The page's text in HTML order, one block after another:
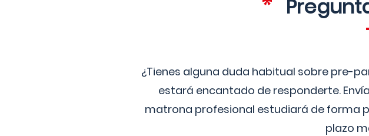
¿Tienes alguna duda habitual sobre pre-
estará encantado de responderte.
matrona profesional estudiará de forma
plazo